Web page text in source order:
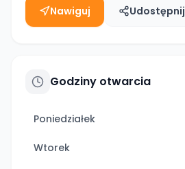
Nawiguj Udostępnij
Godziny otwarcia
Poniedziałek
Wtorek